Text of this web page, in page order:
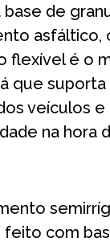
base de
asfáltico,
flexível é o
que suporta
veículos e
na hora
feito com